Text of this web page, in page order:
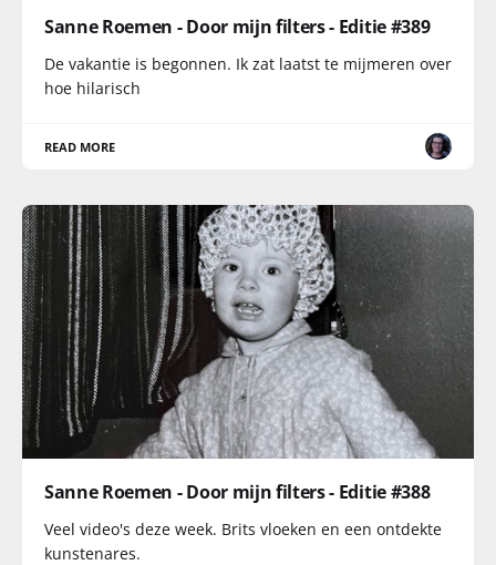
Sanne Roemen - Door mijn filters - Editie #389
De vakantie is begonnen. Ik zat laatst te mijmeren over
hoe hilarisch
READ MORE
Sanne Roemen - Door mijn filters - Editie #388
Veel video's deze week. Brits vloeken en een ontdekte
kunstenares.